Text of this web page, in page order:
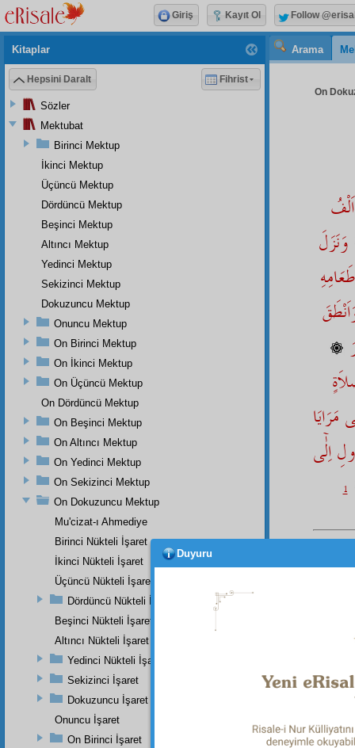
Arama
On
وَنَزَلَ
اِلٰۤى
1
ona
ve
Kitaplar
Hepsini Daralt Fihrist
Sözler
Mektubat
Birinci Mektup
İkinci Mektup
Üçüncü Mektup
Dördüncü Mektup
Beşinci Mektup
Altıncı Mektup
Yedinci Mektup
Sekizinci Mektup
Dokuzuncu Mektup
Onuncu Mektup
On Birinci Mektup
On İkinci Mektup
On Üçüncü Mektup
On Dördüncü Mektup
On Beşinci Mektup
On Altıncı Mektup
On Yedinci Mektup
On Sekizinci Mektup
On Dokuzuncu Mektup
Mu'cizat-ı Ahmediye
Birinci Nükteli İşaret
İkinci Nükteli İşaret
Üçüncü Nükteli İşaret
Dördüncü Nükteli İşaret
Beşinci Nükteli İşaret
Altıncı Nükteli İşaret
Yedinci Nükteli İşaret
Sekizinci İşaret
Dokuzuncu İşaret
Onuncu İşaret
On Birinci İşaret
Giriş Kayıt Ol Follow
Duyuru